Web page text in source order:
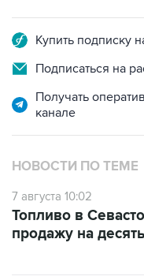
Купить подписку
Подписаться на
Получать
канале
НОВОСТИ ПО ТЕМЕ
7 августа 10:02
Топливо в
продажу на